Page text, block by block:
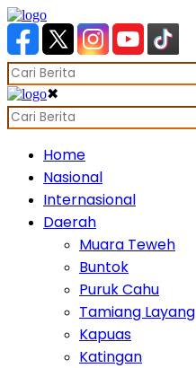
✖
Home
Nasional
Internasional
Daerah
Muara Teweh
Buntok
Puruk Cahu
Tamiang Layang
Kapuas
Katingan